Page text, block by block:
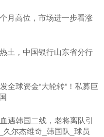
月高位，市场进一步看涨
土，中国银行山东省分行
全球资金“大轮转”！私募巨
遇韩国二线，老将离队引
尔杰维奇_韩国队_球员